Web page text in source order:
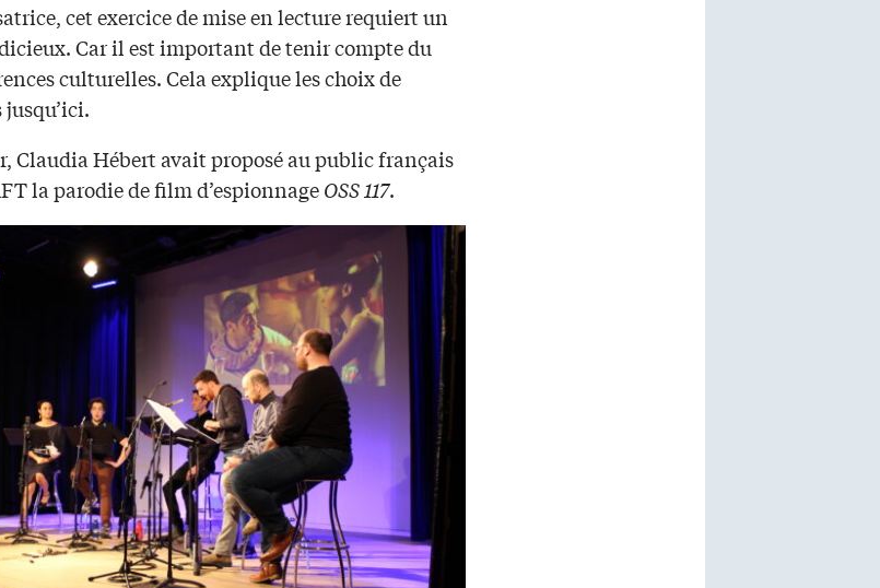
cet exercice de mise en lecture requiert un
Car il est important de tenir compte du
culturelles. Cela explique les choix de
Claudia Hébert avait proposé au public français
la parodie de film d’espionnageOSS 117.